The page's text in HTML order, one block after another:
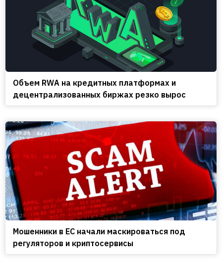
Объем RWA на кредитных платформах и
децентрализованных биржах резко вырос
Мошенники в ЕС начали маскироваться под
регуляторов и криптосервисы